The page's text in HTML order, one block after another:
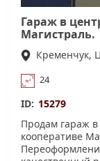
Гараж в
Магистраль.
Кременчук,
24
ID: 15279
Продам гараж
кооперативе